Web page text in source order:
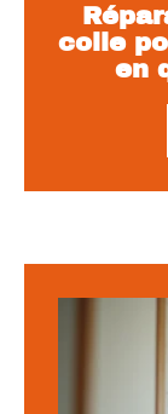
colle
en